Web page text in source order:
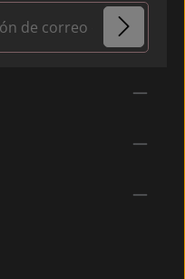
que has leído
(*) son